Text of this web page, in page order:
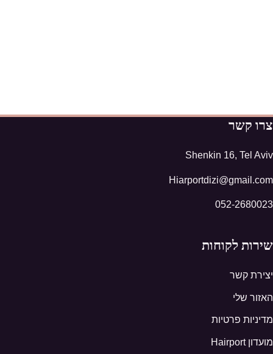
צרו קשר
Shenkin 16, Tel Aviv
Hiarportdizi@gmail.com
052-2680023
שירות לקוחות
יצירת קשר
האזור שלי
מדיניות פרטיות
מועדון Hairport